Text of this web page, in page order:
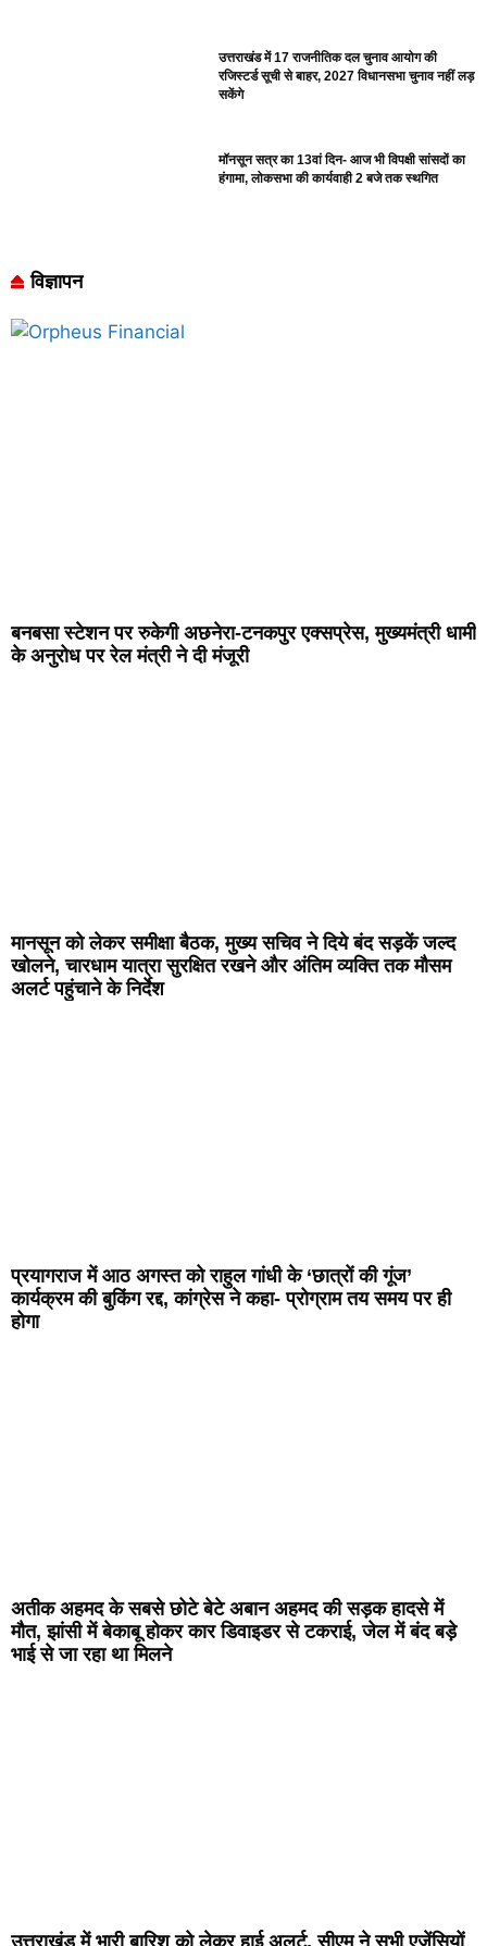
उत्तराखंड में 17 राजनीतिक दल चुनाव आयोग की
रजिस्टर्ड सूची से बाहर, 2027 विधानसभा चुनाव नहीं लड़
सकेंगे
मॉनसून सत्र का 13वां दिन- आज भी विपक्षी सांसदों का
हंगामा, लोकसभा की कार्यवाही 2 बजे तक स्थगित
विज्ञापन
बनबसा स्टेशन पर रुकेगी अछनेरा-टनकपुर एक्सप्रेस, मुख्यमंत्री धामी
के अनुरोध पर रेल मंत्री ने दी मंजूरी
मानसून को लेकर समीक्षा बैठक, मुख्य सचिव ने दिये बंद सड़कें जल्द
खोलने, चारधाम यात्रा सुरक्षित रखने और अंतिम व्यक्ति तक मौसम
अलर्ट पहुंचाने के निर्देश
प्रयागराज में आठ अगस्त को राहुल गांधी के ‘छात्रों की गूंज’
कार्यक्रम की बुकिंग रद्द, कांग्रेस ने कहा- प्रोग्राम तय समय पर ही
होगा
अतीक अहमद के सबसे छोटे बेटे अबान अहमद की सड़क हादसे में
मौत, झांसी में बेकाबू होकर कार डिवाइडर से टकराई, जेल में बंद बड़े
भाई से जा रहा था मिलने
उत्तराखंड में भारी बारिश को लेकर हाई अलर्ट, सीएम ने सभी एजेंसियों